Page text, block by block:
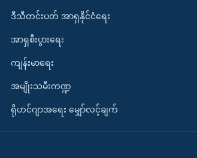
ဒီသီတင်းပတ် အာရှနိုင်ငံရေး
အာရှစီးပွားရေး
ကျန်းမာရေး
အမျိုးသမီးကဏ္ဍ
ရိုဟင်ဂျာအရေး မျှော်လင့်ချက်